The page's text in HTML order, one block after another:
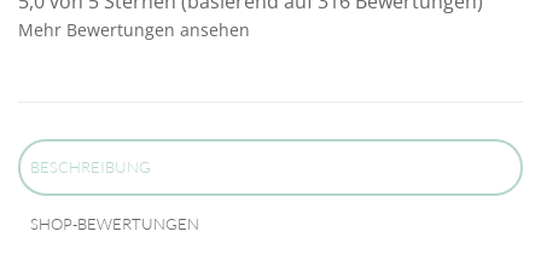
Mehr Bewertungen ansehen
BESCHREIBUNG
SHOP-BEWERTUNGEN